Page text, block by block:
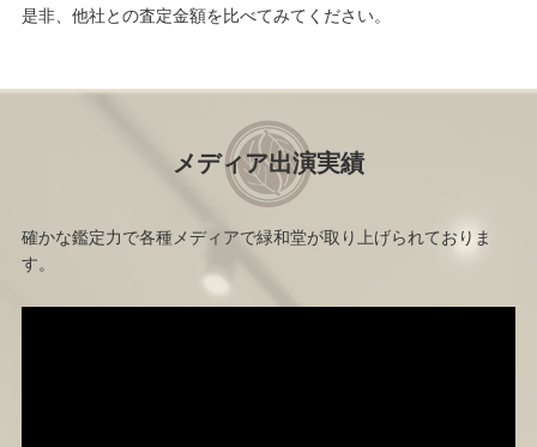
是非、他社との査定金額を比べてみてください。
メディア出演実績
確かな鑑定力で各種メディアで緑和堂が取り上げられておりま
す。